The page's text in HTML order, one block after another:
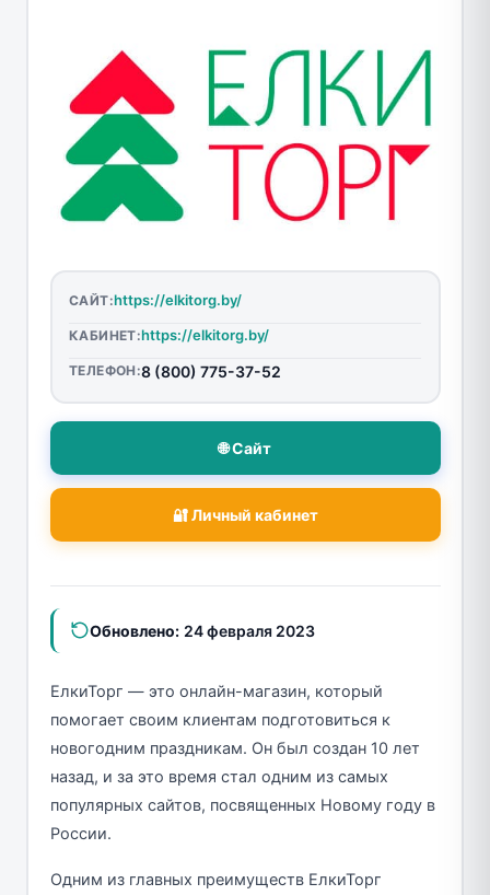
САЙТ:https://elkitorg.by/
КАБИНЕТ:https://elkitorg.by/
ТЕЛЕФОН:8 (800) 775-37-52
🌐 Сайт
🔐 Личный кабинет
Обновлено: 24 февраля 2023
ЕлкиТорг — это онлайн-магазин, который
помогает своим клиентам подготовиться к
новогодним праздникам. Он был создан 10 лет
назад, и за это время стал одним из самых
популярных сайтов, посвященных Новому году в
России.
Одним из главных преимуществ ЕлкиТорг